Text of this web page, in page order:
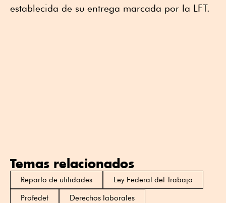
establecida de su entrega marcada por la LFT.
Temas relacionados
Reparto de utilidades
Ley Federal del Trabajo
Profedet
Derechos laborales